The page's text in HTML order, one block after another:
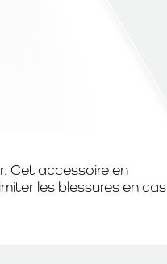
Cet accessoire en
les blessures en cas